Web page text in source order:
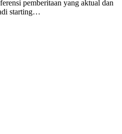
pemberitaan yang aktual dan
starting…